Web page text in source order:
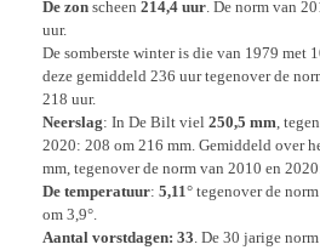
De zon scheen 214,4 uur. De norm van
uur.
De somberste winter is die van 1979 met
deze gemiddeld 236 uur tegenover de
218 uur.
Neerslag: In De Bilt viel 250,5 mm,
2020: 208 om 216 mm. Gemiddeld over
mm, tegenover de norm van 2010 en
De temperatuur: 5,11° tegenover de
om 3,9°.
Aantal vorstdagen: 33. De 30 jarige